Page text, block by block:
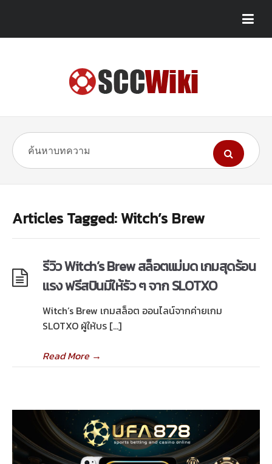
Articles Tagged: Witch’s Brew
รีวิว Witch’s Brew สล็อตแม่มด เกมสุดร้อน
แรง ฟรีสปินมีให้รัว ๆ จาก SLOTXO
Witch’s Brew เกมสล็อต ออนไลน์จากค่ายเกม
SLOTXO ผู้ให้บร […]
Read More→